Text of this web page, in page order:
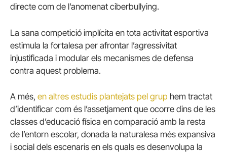
directe com de l’anomenat ciberbullying.
La sana competició implícita en tota activitat esportiva
estimula la fortalesa per afrontar l’agressivitat
injustificada i modular els mecanismes de defensa
contra aquest problema.
A més, en altres estudis plantejats pel grup hem tractat
d’identificar com és l’assetjament que ocorre dins de les
classes d’educació física en comparació amb la resta
de l’entorn escolar, donada la naturalesa més expansiva
i social dels escenaris en els quals es desenvolupa la